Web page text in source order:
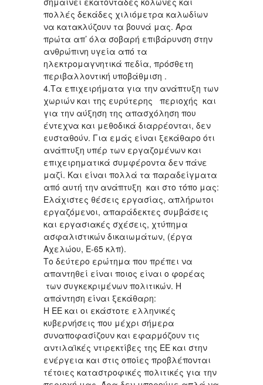
πολλές δεκάδες χιλιόμετρα καλωδίων
να κατακλύζουν τα βουνά μας. Άρα
πρώτα απ’ όλα σοβαρή επιβάρυνση στην
ανθρώπινη υγεία από τα
ηλεκτρομαγνητικά πεδία, πρόσθετη
περιβαλλοντική υποβάθμιση .
4.Τα επιχειρήματα για την ανάπτυξη των
χωριών και της ευρύτερης περιοχής και
για την αύξηση της απασχόληση που
έντεχνα και μεθοδικά διαρρέονται, δεν
ευσταθούν. Για εμάς είναι ξεκάθαρο ότι
ανάπτυξη υπέρ των εργαζομένων και
επιχειρηματικά συμφέροντα δεν πάνε
μαζί. Και είναι πολλά τα παραδείγματα
από αυτή την ανάπτυξη και στο τόπο μας:
Ελάχιστες θέσεις εργασίας, απλήρωτοι
εργαζόμενοι, απαράδεκτες συμβάσεις
και εργασιακές σχέσεις, χτύπημα
ασφαλιστικών δικαιωμάτων, (έργα
Αχελώου, Ε-65 κλπ).
Το δεύτερο ερώτημα που πρέπει να
απαντηθεί είναι ποιος είναι ο φορέας
των συγκεκριμένων πολιτικών. Η
απάντηση είναι ξεκάθαρη:
Η ΕΕ και οι εκάστοτε ελληνικές
κυβερνήσεις που μέχρι σήμερα
συναποφασίζουν και εφαρμόζουν τις
αντιλαϊκές ντιρεκτίβες της ΕΕ και στην
ενέργεια και στις οποίες προβλέπονται
τέτοιες καταστροφικές πολιτικές για την